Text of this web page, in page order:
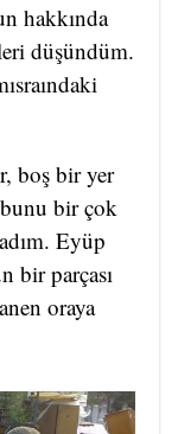
hakkında
düşündüm.
boş bir yer
bir çok
Eyüp
bir parçası
oraya